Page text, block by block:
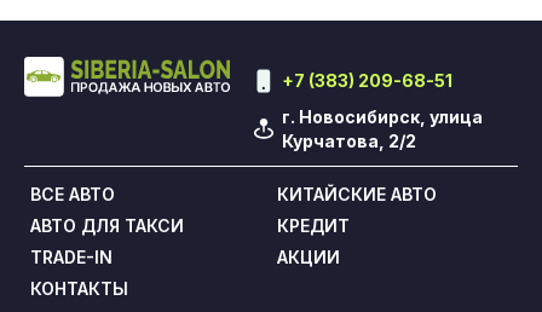
+7 (383) 209-68-51
г. Новосибирск, улица
Курчатова, 2/2
ВСЕ АВТО
КИТАЙСКИЕ АВТО
АВТО ДЛЯ ТАКСИ
КРЕДИТ
TRADE-IN
АКЦИИ
КОНТАКТЫ